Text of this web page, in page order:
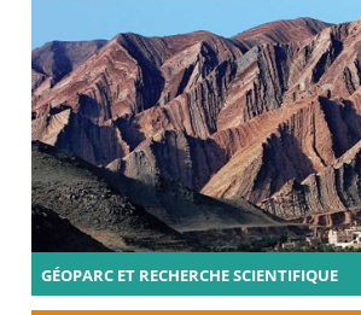
GÉOPARC ET RECHERCHE SCIENTIFIQUE